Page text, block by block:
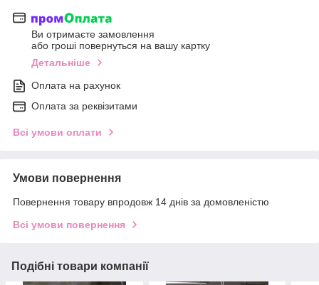
Ви отримаєте замовлення
або гроші повернуться на вашу картку
Детальніше
Оплата на рахунок
Оплата за реквізитами
Всі умови оплати
Умови повернення
Повернення товару впродовж 14 днів за домовленістю
Всі умови повернення
Подібні товари компанії